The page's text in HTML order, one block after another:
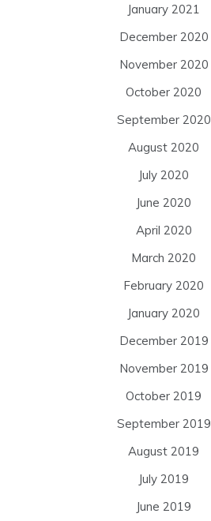
January 2021
December 2020
November 2020
October 2020
September 2020
August 2020
July 2020
June 2020
April 2020
March 2020
February 2020
January 2020
December 2019
November 2019
October 2019
September 2019
August 2019
July 2019
June 2019